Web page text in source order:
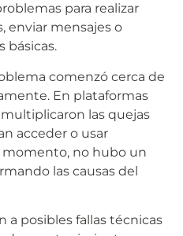
para realizar
enviar mensajes o
básicas.
comenzó cerca de
En plataformas
las quejas
acceder o usar
momento, no hubo un
las causas del
a posibles fallas técnicas